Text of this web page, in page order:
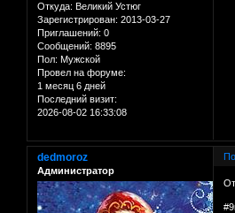
Откуда: Великий Устюг
Зарегистрирован: 2013-03-27
Приглашений: 0
Сообщений: 8895
Пол: Мужской
Провел на форуме:
1 месяц 6 дней
Последний визит:
2026-08-02 16:33:08
dedmoroz
Администратор